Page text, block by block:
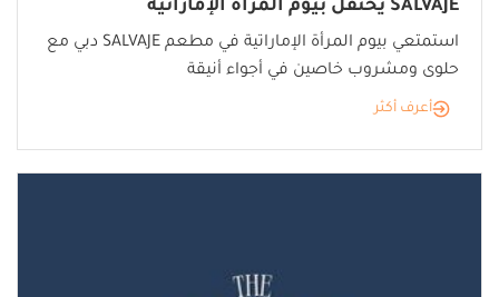
SALVAJE يحتفل بيوم المرأة الإماراتية
استمتعي بيوم المرأة الإماراتية في مطعم SALVAJE دبي مع
حلوى ومشروب خاصين في أجواء أنيقة
أعرف أكثر